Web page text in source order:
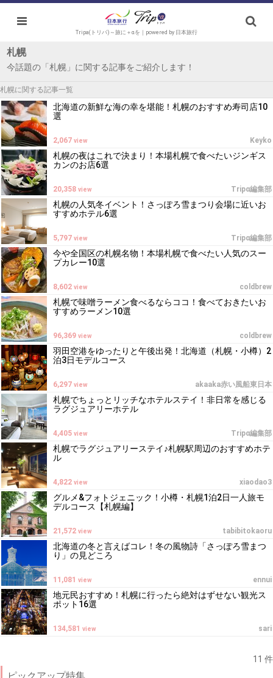
Tripa(トリパ)～旅に＋αを｜powered by 日本旅行
札幌
今話題の「札幌」に関する記事をご紹介します！
札幌に関する記事一覧
北海道の新鮮な海の幸を堪能！札幌のおすすめ寿司店10
選
Keyko
2,067 view
札幌の夜はこれで決まり！本場札幌で食べたいジンギス
カンのお店6選
Tripα編集部
20,358 view
札幌の人気冬イベント！さっぽろ雪まつり会場に近いお
すすめホテル6選
Tripα編集部
5,797 view
今や全国区の札幌名物！本場札幌で食べたい人気のスー
プカレー10選
coldbrew
8,602 view
札幌で味噌ラーメン食べるならココ！食べておきたいお
すすめラーメン10選
coldbrew
96,369 view
羽田空港をゆったりと午後出発！北海道（札幌・小樽）2
泊3日モデルコース
akaaka赤い風船東日本
6,297 view
札幌でちょっとリッチなホテルステイ！非日常を感じる
ラグジュアリーホテル
Tripα編集部
4,405 view
札幌でラグジュアリーステイ♪札幌駅周辺のおすすめホテ
ル
xiaodao3
4,822 view
グルメ&フォトジェニック！小樽・札幌1泊2日一人旅モ
デルコース【札幌編】
tabibitokaoru
21,572 view
北海道の冬と言えばコレ！冬の風物詩「さっぽろ雪まつ
り」の見どころ
ennui
11,081 view
地元民おすすめ！札幌に行ったら絶対はずせない観光ス
ポット16選
sari
134,581 view
11 件